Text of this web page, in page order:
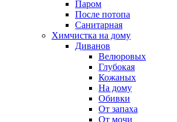
Паром
После потопа
Санитарная
Химчистка на дому
Диванов
Велюровых
Глубокая
Кожаных
На дому
Обивки
От запаха
От мочи